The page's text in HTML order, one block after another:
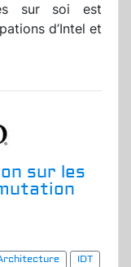
sur soi est
d’Intel et
sur les
IDT